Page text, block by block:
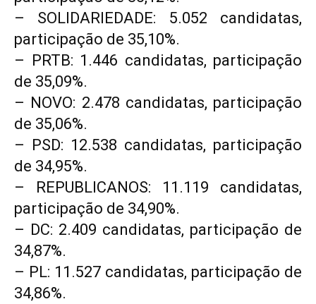
– SOLIDARIEDADE: 5.052 candidatas,
participação de 35,10%.
– PRTB: 1.446 candidatas, participação
de 35,09%.
– NOVO: 2.478 candidatas, participação
de 35,06%.
– PSD: 12.538 candidatas, participação
de 34,95%.
– REPUBLICANOS: 11.119 candidatas,
participação de 34,90%.
– DC: 2.409 candidatas, participação de
34,87%.
– PL: 11.527 candidatas, participação de
34,86%.